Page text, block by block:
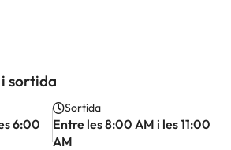
sortida
6:00
Sortida
Entre les 8:00 AM i les 11:00
AM